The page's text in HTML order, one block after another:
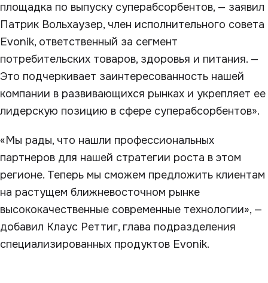
площадка по выпуску суперабсорбентов, — заявил
Патрик Вольхаузер, член исполнительного совета
Evonik, ответственный за сегмент
потребительских товаров, здоровья и питания. —
Это подчеркивает заинтересованность нашей
компании в развивающихся рынках и укрепляет ее
лидерскую позицию в сфере суперабсорбентов».
«Мы рады, что нашли профессиональных
партнеров для нашей стратегии роста в этом
регионе. Теперь мы сможем предложить клиентам
на растущем ближневосточном рынке
высококачественные современные технологии», —
добавил Клаус Реттиг, глава подразделения
специализированных продуктов Evonik.